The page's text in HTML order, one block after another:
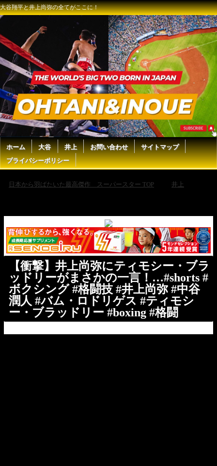
大谷翔平と井上尚弥の全てがここに！
ホーム 大谷 井上 お問い合わせ
サイトマップ
プライバシーポリシー
日本から羽ばたいた最高傑作 スーパースター TOP
井上
【衝撃】井上尚弥にティモシー・ブラ
ッドリーがまさかの一言！…#shorts #
ボクシング #格闘技 #井上尚弥 #中谷
潤人 #バム・ロドリゲス #ティモシ
ー・ブラッドリー #boxing #格闘